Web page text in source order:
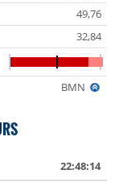
49,76
32,84
BMN
22:48:14